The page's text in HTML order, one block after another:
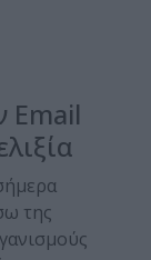
Email
της